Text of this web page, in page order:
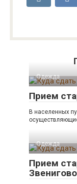
Одежда
Прием
В населенных
Одежда
Прием
Звенигово